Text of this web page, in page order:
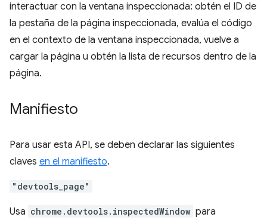
interactuar con la ventana inspeccionada: obtén el ID de
la pestaña de la página inspeccionada, evalúa el código
en el contexto de la ventana inspeccionada, vuelve a
cargar la página u obtén la lista de recursos dentro de la
página.
Manifiesto
Para usar esta API, se deben declarar las siguientes
claves en el manifiesto.
"devtools_page"
Usa chrome.devtools.inspectedWindow para